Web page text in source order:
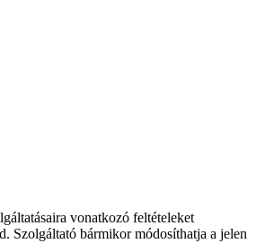
vonatkozó feltételeket
Szolgáltató bármikor módosíthatja a jelen